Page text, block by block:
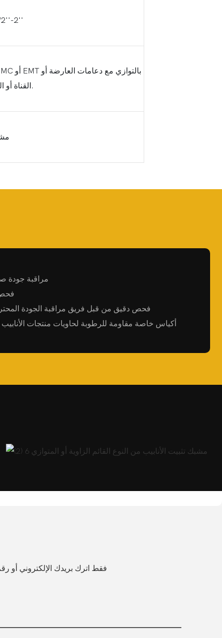
2''-2''
القناة أو الزاوية.
● مراقبة جودة
●
● فحص دقيق من قبل فريق مراقبة الجودة
● أكياس خاصة مقاومة للرطوبة لحاويات منتجات
فقط اترك بريدك الإلكتروني